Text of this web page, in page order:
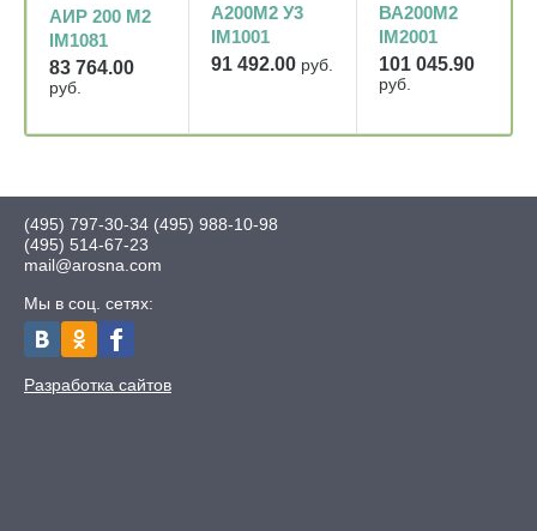
АИР 200 М2
IM1081
83 764.00
руб.
A200M2 У3
IM1001
91 492.00 руб.
ВА200М2
IM2001
101 045.90
руб.
(495) 797-30-34 (495) 988-10-98
(495) 514-67-23
mail@arosna.com
Мы в соц. сетях:
Разработка сайтов